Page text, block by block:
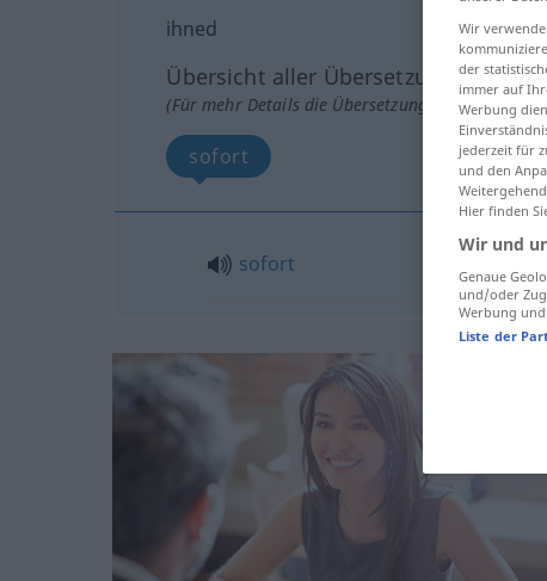
ihned
Übersicht aller Übersetzungen
(Für mehr Details die Übersetzung anklicken/
sofort
sofort
Wir
der
immer auf
Werbung
jederzeit für
und den
Hier finden
Wir und
Genaue
und/oder
Werbung
Liste der